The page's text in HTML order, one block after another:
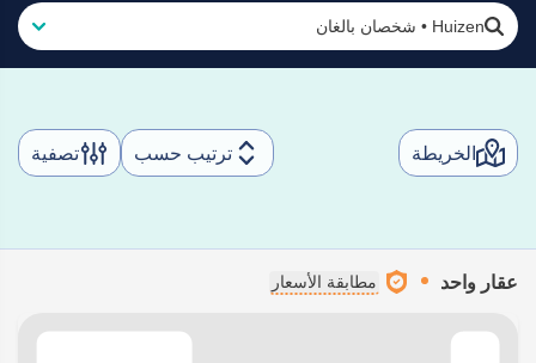
Huizen
• شخصان بالغان
الخريطة ترتيب حسب تصفية
عقار واحد مطابقة الأسعار